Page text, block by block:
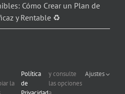
Cómo Crear un Plan de
y Rentable ♻️
Informática | Todos los derechos
la
Política
de
y consulte
las opciones
Ajustes